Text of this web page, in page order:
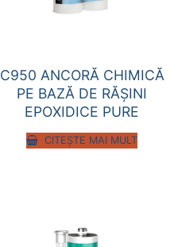
C950 ANCORĂ CHIMICĂ
PE BAZĂ DE RĂŞINI
EPOXIDICE PURE
CITEȘTE MAI MULT